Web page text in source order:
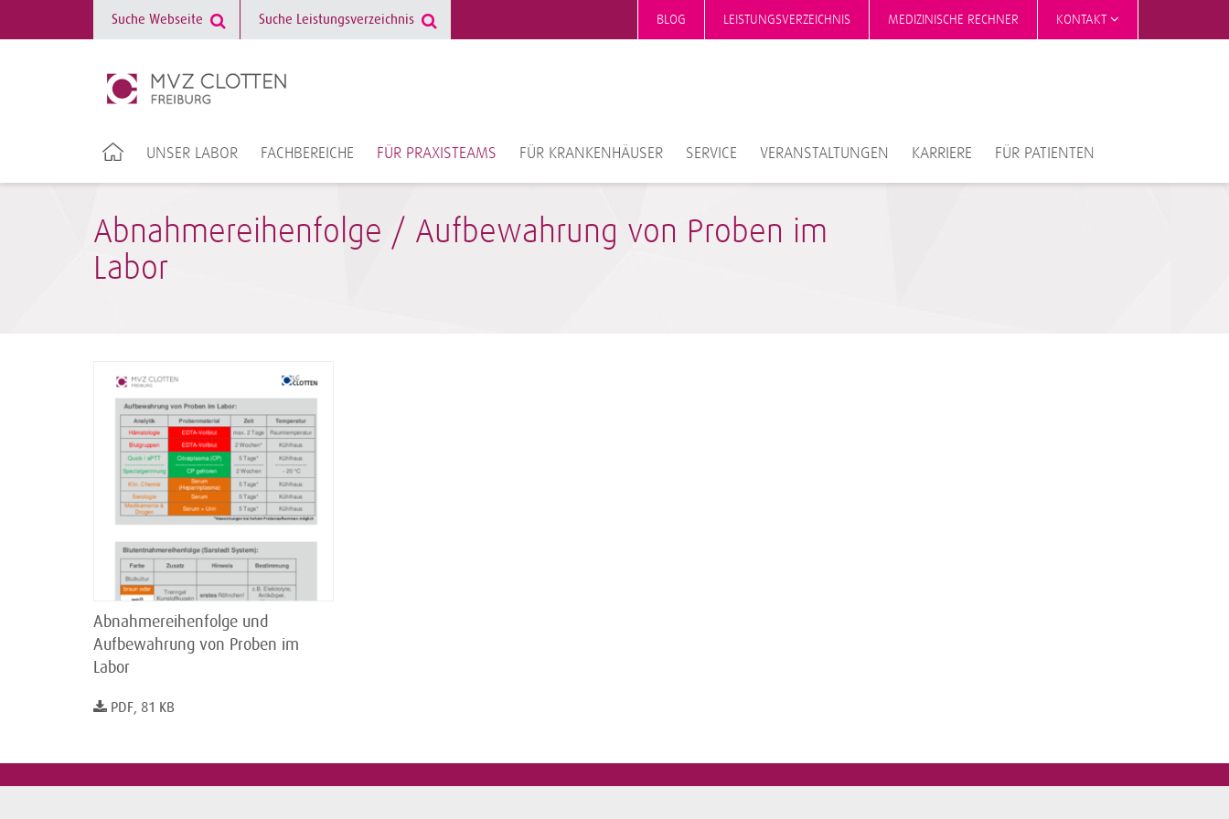
BLOG LEISTUNGSVERZEICHNIS MEDIZINISCHE RECHNER KONTAKT
UNSER LABOR FACHBEREICHE FÜR PRAXISTEAMS FÜR KRANKENHÄUSER SERVICE VERANSTALTUNGEN KARRIERE FÜR PATIENTEN
Abnahmereihenfolge / Aufbewahrung von Proben im
Labor
Abnahmereihenfolge und
Aufbewahrung von Proben im
Labor
PDF, 81 KB